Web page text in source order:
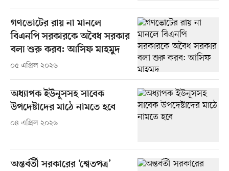
গণভোটের রায় না মানলে
বিএনপি সরকারকে অবৈধ সরকার
বলা শুরু করব: আসিফ মাহমুদ
০৫ এপ্রিল ২০২৬
অধ্যাপক ইউনূসসহ সাবেক
উপদেষ্টাদের মাঠে নামতে হবে
০৪ এপ্রিল ২০২৬
অন্তর্বর্তী সরকারের ‘শ্বেতপত্র’